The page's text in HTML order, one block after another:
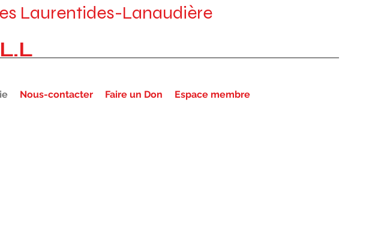
Laurentides-Lanaudière
Nous-contacter Faire un Don Espace membre